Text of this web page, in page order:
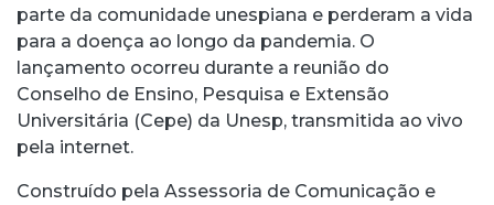
parte da comunidade unespiana e perderam a vida
para a doença ao longo da pandemia. O
lançamento ocorreu durante a reunião do
Conselho de Ensino, Pesquisa e Extensão
Universitária (Cepe) da Unesp, transmitida ao vivo
pela internet.
Construído pela Assessoria de Comunicação e